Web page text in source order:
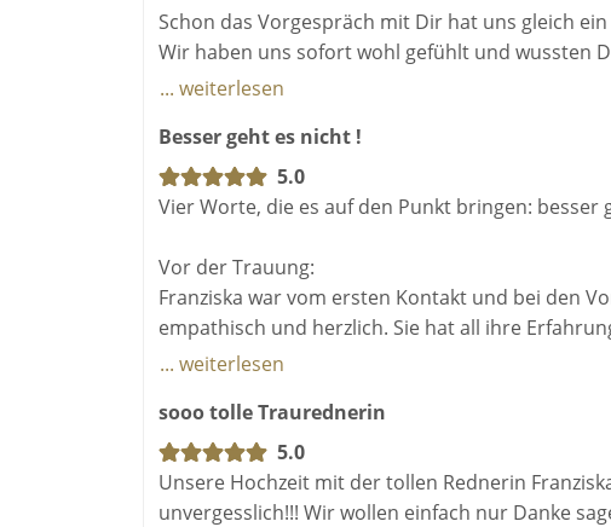
Schon das Vorgespräch mit Dir hat uns gleich
Wir haben uns sofort wohl gefühlt und wussten
Gästen Spaß macht und trotzdem emotional ist.
Eigenschaften und Vorlieben sehr rührend
hast. Hier ging es wirklich um uns und unsere
und die sehr schönen Ideen für den Ablauf der
DANKE liebe Franzi, wir empfehlen dich überall
... weiterlesen
Besser geht es nicht !
5.0
Vier Worte, die es auf den Punkt bringen: besser
Vor der Trauung:
Franziska war vom ersten Kontakt und bei den
empathisch und herzlich. Sie hat all ihre
Die Trauung war - durch Franziska - unglaublich
so viel Herzlichkeit konnte sie sowohl uns als
unsere "Liebesreise" nehmen. Es blieb kein Auge
Das i-Tüpfelchen: der Live-Gesang von Franzis
... weiterlesen
sooo tolle Traurednerin
5.0
Unsere Hochzeit mit der tollen Rednerin
unvergesslich!!! Wir wollen einfach nur Danke